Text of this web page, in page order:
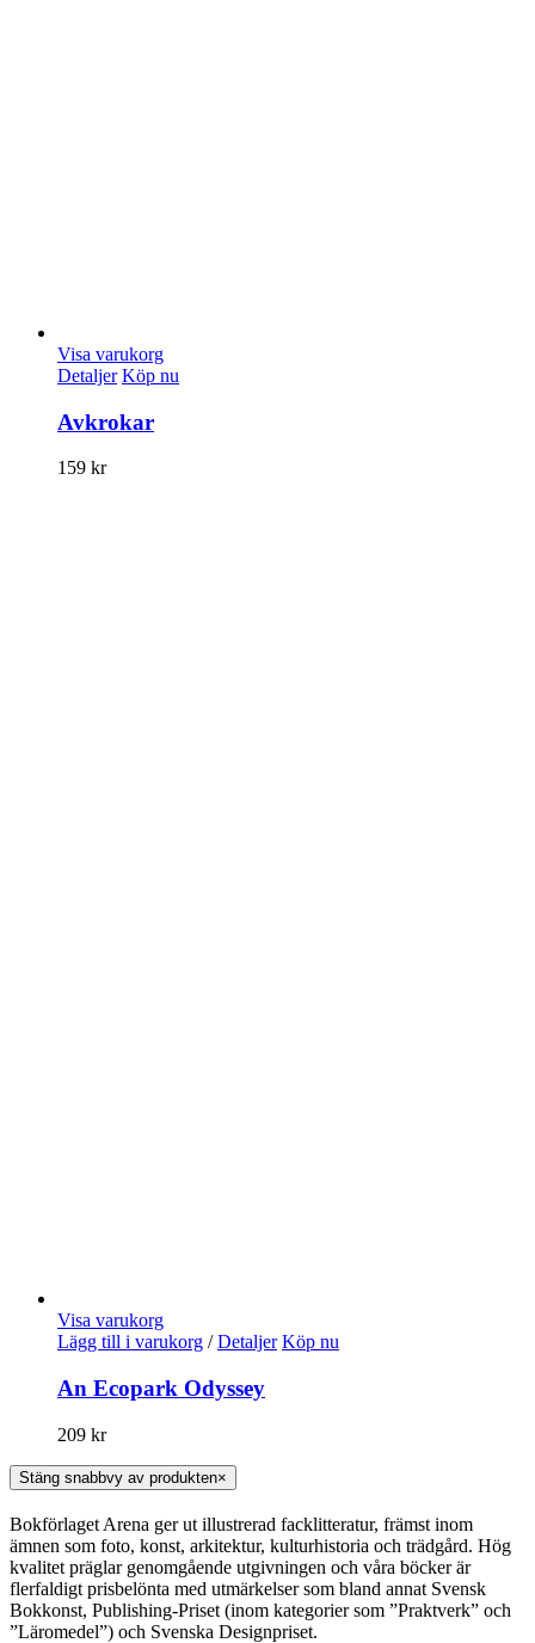
Visa varukorg
Detaljer Köp nu
Avkrokar
159 kr
Visa varukorg
Lägg till i varukorg / Detaljer Köp nu
An Ecopark Odyssey
209 kr
Stäng snabbvy av produkten×
Bokförlaget Arena ger ut illustrerad facklitteratur, främst inom
ämnen som foto, konst, arkitektur, kulturhistoria och trädgård. Hög
kvalitet präglar genomgående utgivningen och våra böcker är
flerfaldigt prisbelönta med utmärkelser som bland annat Svensk
Bokkonst, Publishing-Priset (inom kategorier som ”Praktverk” och
”Läromedel”) och Svenska Designpriset.